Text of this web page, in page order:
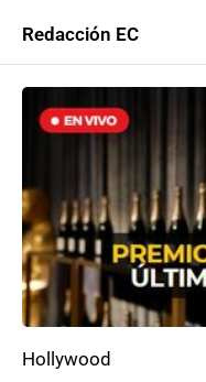
Redacción EC
Hollywood